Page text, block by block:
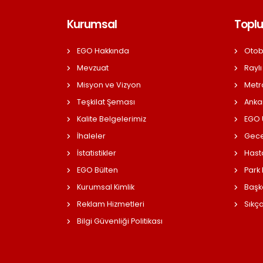
Kurumsal
EGO Hakkında
Mevzuat
Misyon ve Vizyon
Teşkilat Şeması
Kalite Belgelerimiz
İhaleler
İstatistikler
EGO Bülten
Kurumsal Kimlik
Reklam Hizmetleri
Bilgi Güvenliği Politikası
Park